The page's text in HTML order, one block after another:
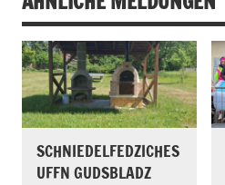
SCHNIEDELFEDZICHES
UFFN GUDSBLADZ